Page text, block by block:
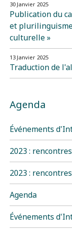
30 Janvier 2025
Publication du
et
culturelle »
13 Janvier 2025
Traduction de
Agenda
Événements
2023 :
2023 :
Agenda
Événements